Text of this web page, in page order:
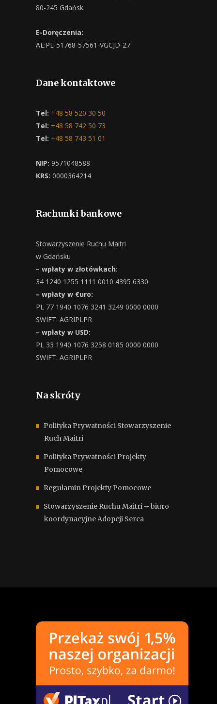
80-245 Gdańsk
E-Doręczenia:
AE:PL-51768-57561-VGCJD-27
Dane kontaktowe
Tel: +48 58 520 30 50
Tel: +48 58 742 50 73
Tel: +48 58 743 51 01
NIP: 9571048588
KRS: 0000364214
Rachunki bankowe
Stowarzyszenie Ruchu Maitri
w Gdańsku
– wpłaty w złotówkach:
34 1240 1255 1111 0010 4395 6330
– wpłaty w €uro:
PL 77 1940 1076 3241 3249 0000 0000
SWIFT: AGRIPLPR
– wpłaty w USD:
PL 33 1940 1076 3258 0185 0000 0000
SWIFT: AGRIPLPR
Na skróty
Polityka Prywatności Stowarzyszenie
Ruch Maitri
Polityka Prywatności Projekty
Pomocowe
Regulamin Projekty Pomocowe
Stowarzyszenie Ruchu Maitri – biuro
koordynacyjne Adopcji Serca